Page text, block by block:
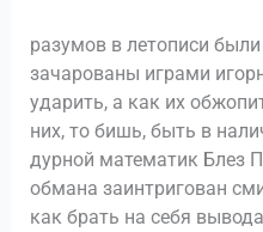
разумов в летописи
зачарованы играми
ударить, а как их
них, то бишь, быть в
дурной математик Блез
обмана заинтригован
как брать на себя